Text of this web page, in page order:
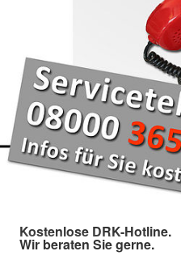
Kostenlose DRK-Hotline.
Wir beraten Sie gerne.